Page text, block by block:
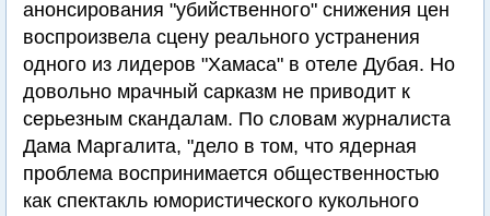
анонсирования "убийственного" снижения цен
воспроизвела сцену реального устранения
одного из лидеров "Хамаса" в отеле Дубая. Но
довольно мрачный сарказм не приводит к
серьезным скандалам. По словам журналиста
Дама Маргалита, "дело в том, что ядерная
проблема воспринимается общественностью
как спектакль юмористического кукольного